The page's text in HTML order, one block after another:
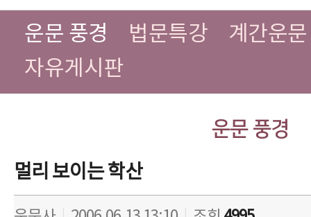
운문 풍경 법문특강
계간운문
자유게시판
운문 풍경
멀리 보이는 학산